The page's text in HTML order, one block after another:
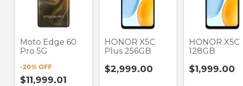
Moto Edge 60
Pro 5G
-20% OFF
$11,999.01
HONOR X5C
Plus 256GB
$2,999.00
HONOR X5C
128GB
$1,999.00